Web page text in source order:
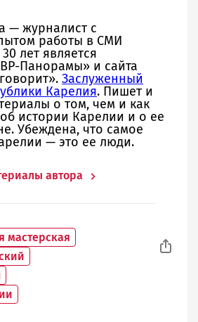
— журналист с
работы в СМИ
лет является
Панорамы» и сайта
Заслуженный
Карелия. Пишет и
о том, чем и как
истории Карелии и о ее
Убеждена, что самое
— это ее люди.
автора
мастерская